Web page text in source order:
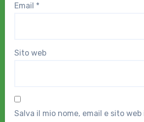
Email *
Sito web
Salva il mio nome, email e sito